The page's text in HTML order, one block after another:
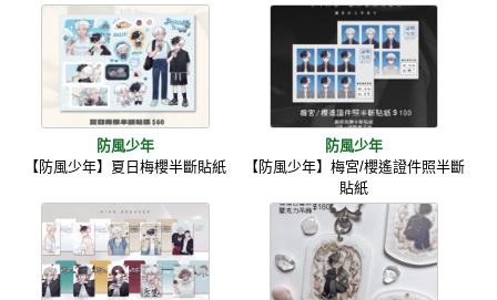
防風少年
【防風少年】夏日梅櫻半斷貼紙
防風少年
【防風少年】梅宮/櫻遙證件照半斷
貼紙